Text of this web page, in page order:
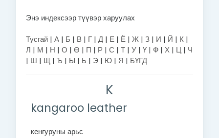
Энэ индексээр түүвэр харуулах
Тусгай | А | Б | В | Г | Д | Е | Ё | Ж | З | И | Й | К |
Л | М | Н | О | Ө | П | Р | С | Т | У | Ү | Ф | Х | Ц | Ч
| Ш | Щ | Ъ | Ы | Ь | Э | Ю | Я | БҮГД
K
kangaroo leather
кенгуруны арьс